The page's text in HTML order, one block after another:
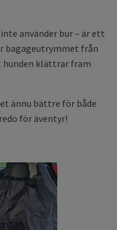
använder bur – är ett
bagageutrymmet från
hunden klättrar fram
ännu bättre för både
för äventyr!